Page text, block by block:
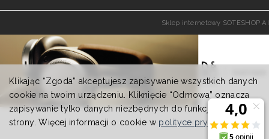
Sklep internetowy SOTESHOP AI
Klikając “Zgoda” akceptujesz zapisywanie wszystkich danych
cookie na twoim urządzeniu. Kliknięcie “Odmowa” oznacza
zapisywanie tylko danych niezbędnych do funkcjonowania
strony. Więcej informacji o cookie w polityce prywatności.